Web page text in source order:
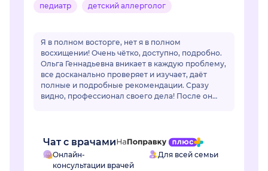
педиатр детский аллерголог
Я в полном восторге, нет я в полном
восхищении! Очень чётко, доступно, подробно.
Ольга Геннадьевна вникает в каждую проблему,
все досканально проверяет и изучает, даёт
полные и подробные рекомендации. Сразу
видно, профессионал своего дела! После он
Чат с врачами
Онлайн-
консультации врачей
Для всей семьи